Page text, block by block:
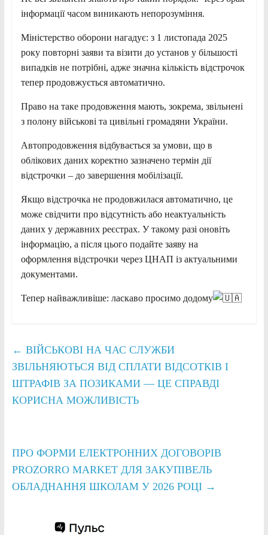
інформації часом виникають непорозуміння.
Міністерство оборони нагадує: з 1 листопада 2025
року повторні заяви та візити до установ у більшості
випадків не потрібні, адже значна кількість відстрочок
тепер продовжується автоматично.
Право на таке продовження мають, зокрема, звільнені
з полону військові та цивільні громадяни України.
Автопродовження відбувається за умови, що в
облікових даних коректно зазначено термін дії
відстрочки – до завершення мобілізації.
Якщо відстрочка не продовжилася автоматично, це
може свідчити про відсутність або неактуальність
даних у державних реєстрах. У такому разі оновіть
інформацію, а після цього подайте заяву на
оформлення відстрочки через ЦНАП із актуальними
документами.
Тепер найважливіше: ласкаво просимо додому
← ВІЙСЬКОВІ НА ЧАС СЛУЖБИ
ЗВІЛЬНЯЮТЬСЯ ВІД СПЛАТИ ВІДСОТКІВ І
ШТРАФІВ ЗА ПОЗИКАМИ — ЦЕ СПРАВДІ
КОРИСНА МОЖЛИВІСТЬ
ПРО ФОРМИ ЕЛЕКТРОННИХ ДОГОВОРІВ
PROZORRO MARKET ДЛЯ ЗАКУПІВЕЛЬ
ОБЛАДНАННЯ ШКОЛАМ У 2026 РОЦІ →